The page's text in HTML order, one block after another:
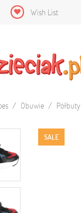
Wish List
Obuwie Półbuty
SALE